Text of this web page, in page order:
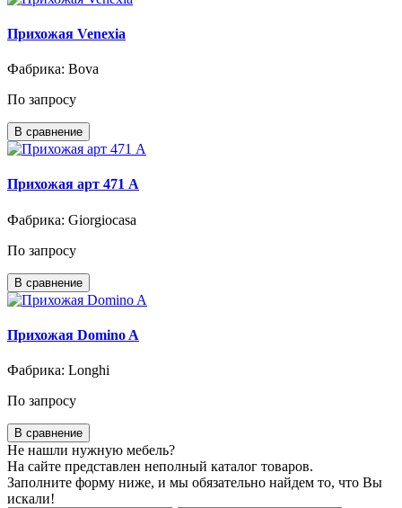
Прихожая Venexia
Фабрика: Bova
По запросу
В сравнение
Прихожая арт 471 А
Фабрика: Giorgiocasa
По запросу
В сравнение
Прихожая Domino A
Фабрика: Longhi
По запросу
В сравнение
Не нашли нужную мебель?
На сайте представлен неполный каталог товаров.
Заполните форму ниже, и мы обязательно найдем то, что Вы
искали!